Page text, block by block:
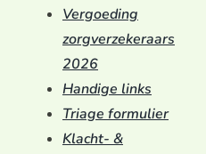
Vergoeding
zorgverzekeraars
2026
Handige links
Triage formulier
Klacht- &